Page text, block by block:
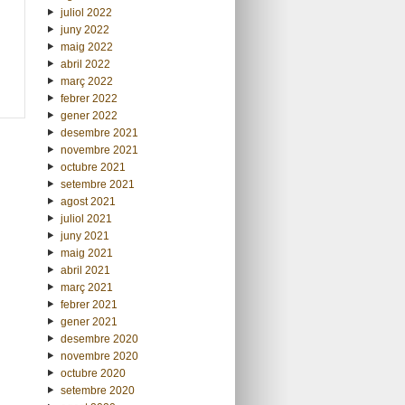
juliol 2022
juny 2022
maig 2022
abril 2022
març 2022
febrer 2022
gener 2022
desembre 2021
novembre 2021
octubre 2021
setembre 2021
agost 2021
juliol 2021
juny 2021
maig 2021
abril 2021
març 2021
febrer 2021
gener 2021
desembre 2020
novembre 2020
octubre 2020
setembre 2020